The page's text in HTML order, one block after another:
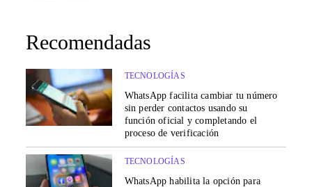
Recomendadas
TECNOLOGÍAS
WhatsApp facilita cambiar tu número
sin perder contactos usando su
función oficial y completando el
proceso de verificación
TECNOLOGÍAS
WhatsApp habilita la opción para